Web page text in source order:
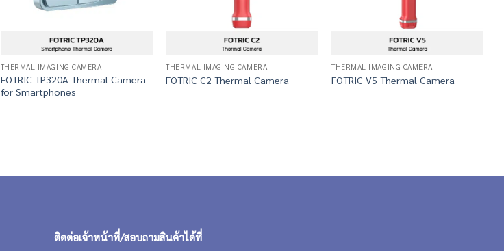
THERMAL IMAGING CAMERA
FOTRIC TP320A Thermal Camera
for Smartphones
THERMAL IMAGING CAMERA
FOTRIC C2 Thermal Camera
THERMAL IMAGING CAMERA
FOTRIC V5 Thermal Camera
ติดต่อเจ้าหน้าที่/สอบถามสินค้าได้ที่